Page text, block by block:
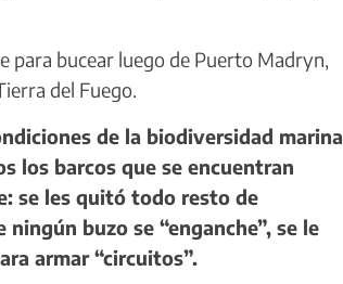
para bucear luego de Puerto Madryn,
del Fuego.
de la biodiversidad marina
los barcos que se encuentran
se les quitó todo resto de
buzo se “enganche”, se le
armar “circuitos”.